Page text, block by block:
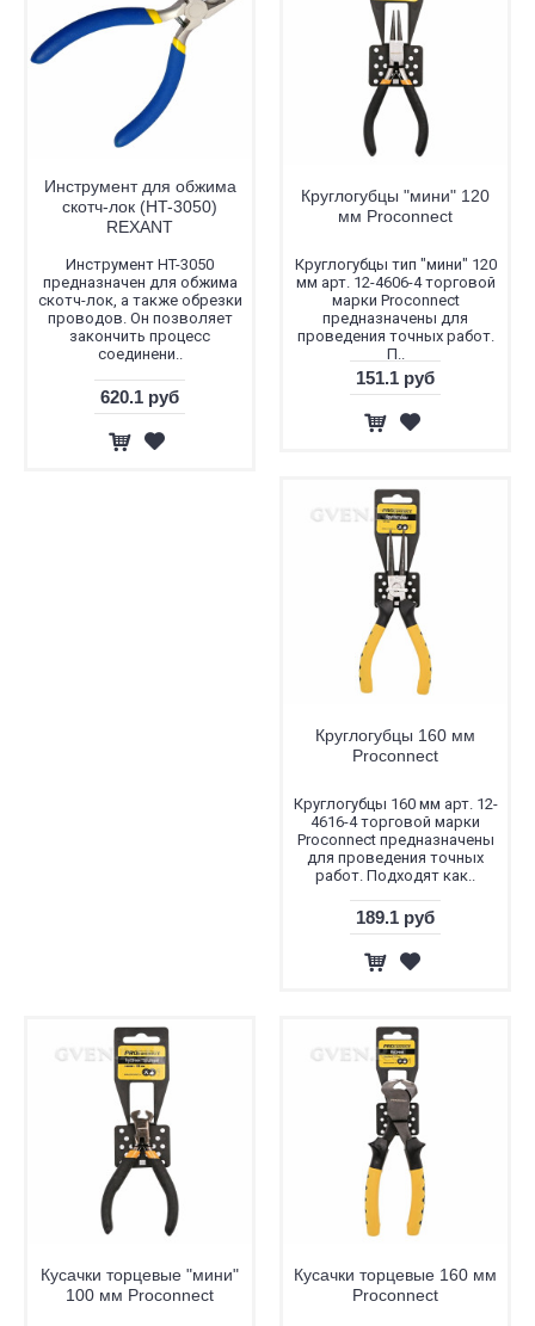
Инструмент для обжима
скотч-лок (HT-3050)
REXANT
Инструмент HT-3050
предназначен для обжима
скотч-лок, а также обрезки
проводов. Он позволяет
закончить процесс
соединени..
620.1 руб
Круглогубцы "мини" 120
мм Proconnect
Круглогубцы тип "мини" 120
мм арт. 12-4606-4 торговой
марки Proconnect
предназначены для
проведения точных работ.
П..
151.1 руб
Круглогубцы 160 мм
Proconnect
Круглогубцы 160 мм арт. 12-
4616-4 торговой марки
Proconnect предназначены
для проведения точных
работ. Подходят как..
189.1 руб
Кусачки торцевые "мини"
100 мм Proconnect
Кусачки торцевые 160 мм
Proconnect